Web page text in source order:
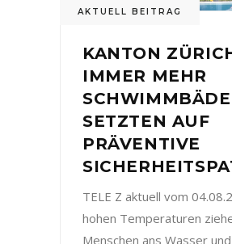
AKTUELL BEITRAG
KANTON
IMMER MEHR
SETZTEN AUF
PRÄVENTIVE
TELE Z aktuell vom
hohen Temperaturen
Menschen ans Wasser und